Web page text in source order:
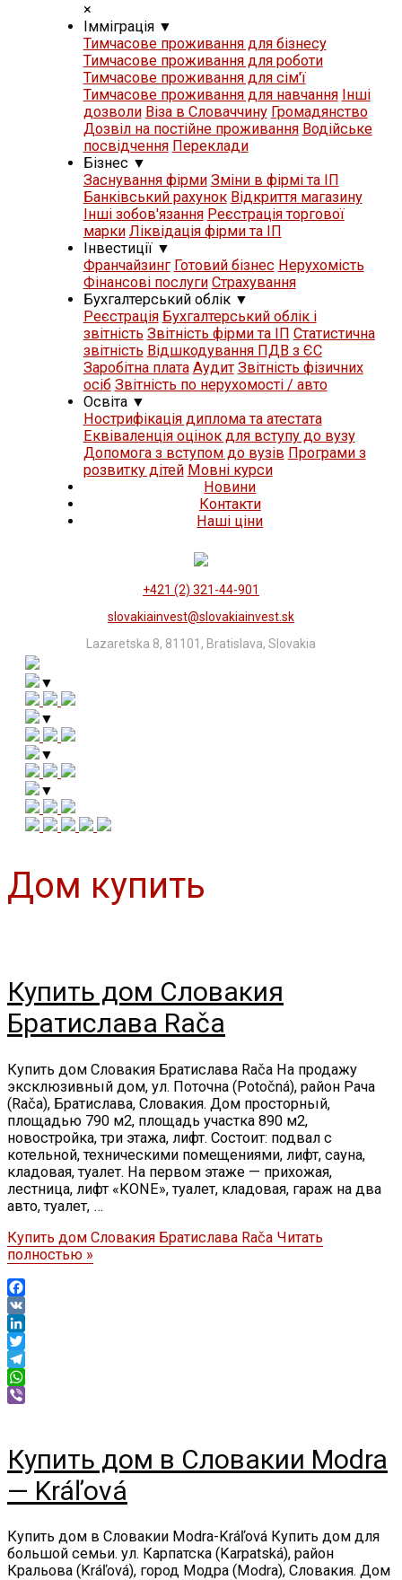
×
Iммiграцiя ▼
Тимчасове проживання для бізнесу
Тимчасове проживання для роботи
Тимчасове проживання для сім'ї
Тимчасове проживання для навчання Iнші
дозволи Віза в Словаччину Громадянство
Дозвіл на постійне проживання Водійське
посвідчення Переклади
Бізнес ▼
Заснування фірми Зміни в фірмі та ІП
Банківський рахунок Відкриття магазину
Iнші зобов'язання Реєстрація торгової
марки Ліквідація фірми та ІП
Iнвестиції ▼
Франчайзинг Готовий бізнес Нерухомість
Фінансові послуги Страхування
Бухгалтерський облік ▼
Реєстрація Бухгалтерський облік і
звітність Звітність фірми та ІП Статистична
звітність Відшкодування ПДВ з ЄС
Заробітна плата Аудит Звітність фізичних
осіб Звітність по нерухомості / авто
Освіта ▼
Нострифікація диплома та атестата
Еквіваленція оцінок для вступу до вузу
Допомога з вступом до вузів Програми з
розвитку дітей Мовні курси
Новини
Контакти
Нашi цiни
+421 (2) 321-44-901
slovakiainvest@slovakiainvest.sk
Lazaretska 8, 81101, Bratislava, Slovakia
▼
▼
▼
▼
Дом купить
Купить дом Словакия
Братислава Rača
Купить дом Словакия Братислава Rača На продажу
эксклюзивный дом, ул. Поточна (Potočná), район Рача
(Rača), Братислава, Словакия. Дом просторный,
площадью 790 м2, площадь участка 890 м2,
новостройка, три этажа, лифт. Состоит: подвал с
котельной, техническими помещениями, лифт, сауна,
кладовая, туалет. На первом этаже — прихожая,
лестница, лифт «KONE», туалет, кладовая, гараж на два
авто, туалет, …
Купить дом Словакия Братислава Rača Читать
полностью »
Facebook
VK
LinkedIn
Twitter
Telegram
WhatsApp
Купить дом в Словакии Modra
— Kráľová
Купить дом в Словакии Modra-Kráľová Купить дом для
большой семьи. ул. Карпатска (Karpatská), район
Кральова (Kráľová), город Модра (Modra), Словакия. Дом